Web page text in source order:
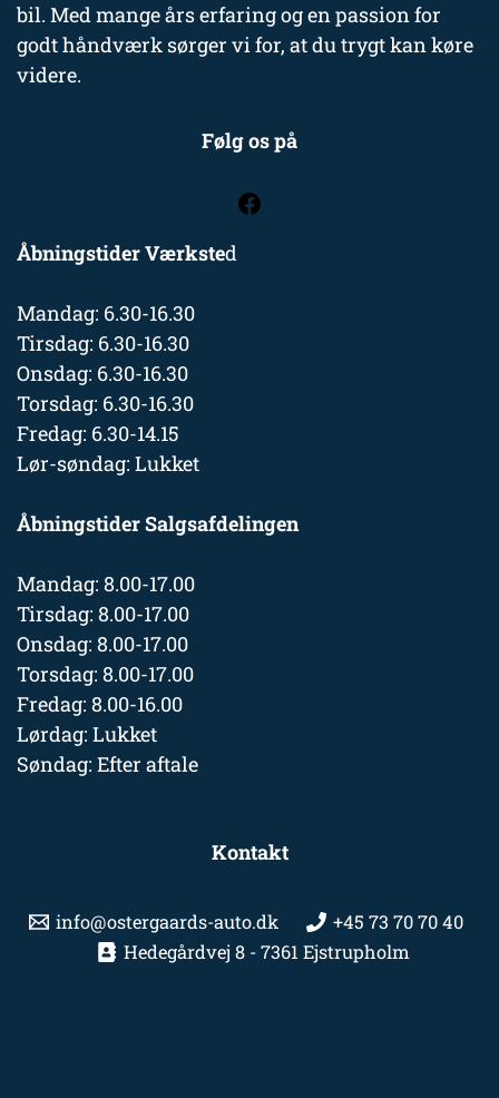
bil. Med mange års erfaring og en passion for
godt håndværk sørger vi for, at du trygt kan køre
videre.
Følg os på
Åbningstider Værksted
Mandag: 6.30-16.30
Tirsdag: 6.30-16.30
Onsdag: 6.30-16.30
Torsdag: 6.30-16.30
Fredag: 6.30-14.15
Lør-søndag: Lukket
Åbningstider Salgsafdelingen
Mandag: 8.00-17.00
Tirsdag: 8.00-17.00
Onsdag: 8.00-17.00
Torsdag: 8.00-17.00
Fredag: 8.00-16.00
Lørdag: Lukket
Søndag: Efter aftale
Kontakt
info@ostergaards-auto.dk
+45 73 70 70 40
Hedegårdvej 8 - 7361 Ejstrupholm